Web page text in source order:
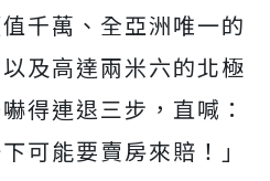
千萬、全亞洲唯一的
及高達兩米六的北極
得連退三步，直喊：
可能要賣房來賠！」